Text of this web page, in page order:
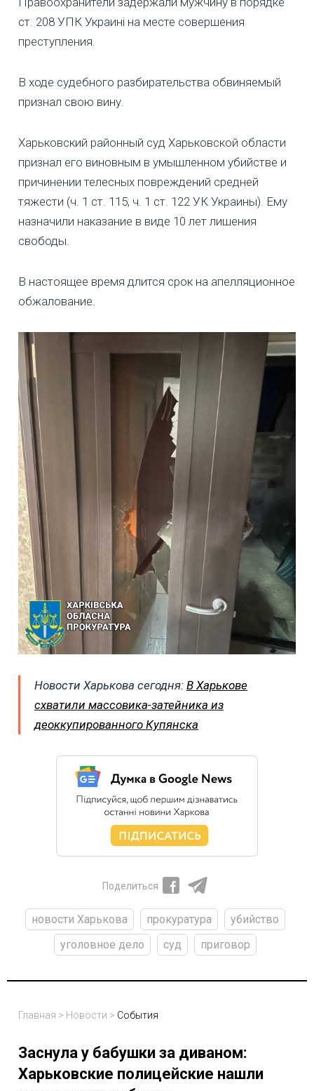
ст. 208 УПК Украині на месте совершения
преступления.
В ходе судебного разбирательства обвиняемый
признал свою вину.
Харьковский районный суд Харьковской области
признал его виновным в умышленном убийстве и
причинении телесных повреждений средней
тяжести (ч. 1 ст. 115, ч. 1 ст. 122 УК Украины). Ему
назначили наказание в виде 10 лет лишения
свободы.
В настоящее время длится срок на апелляционное
обжалование.
Новости Харькова сегодня: В Харькове
схватили массовика-затейника из
деоккупированного Купянска
Поделиться
новости Харькова прокуратура
убийство
уголовное дело
суд приговор
Главная > Новости > События
Заснула у бабушки за диваном:
Харьковские полицейские нашли